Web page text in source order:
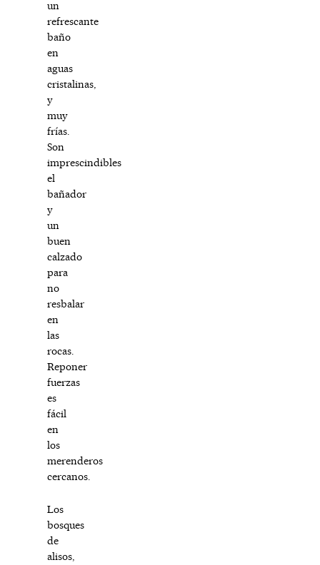
un
refrescante
baño
en
aguas
cristalinas,
y
muy
frías.
Son
imprescindibles
el
bañador
y
un
buen
calzado
para
no
resbalar
en
las
rocas.
Reponer
fuerzas
es
fácil
en
los
merenderos
cercanos.
Los
bosques
de
alisos,